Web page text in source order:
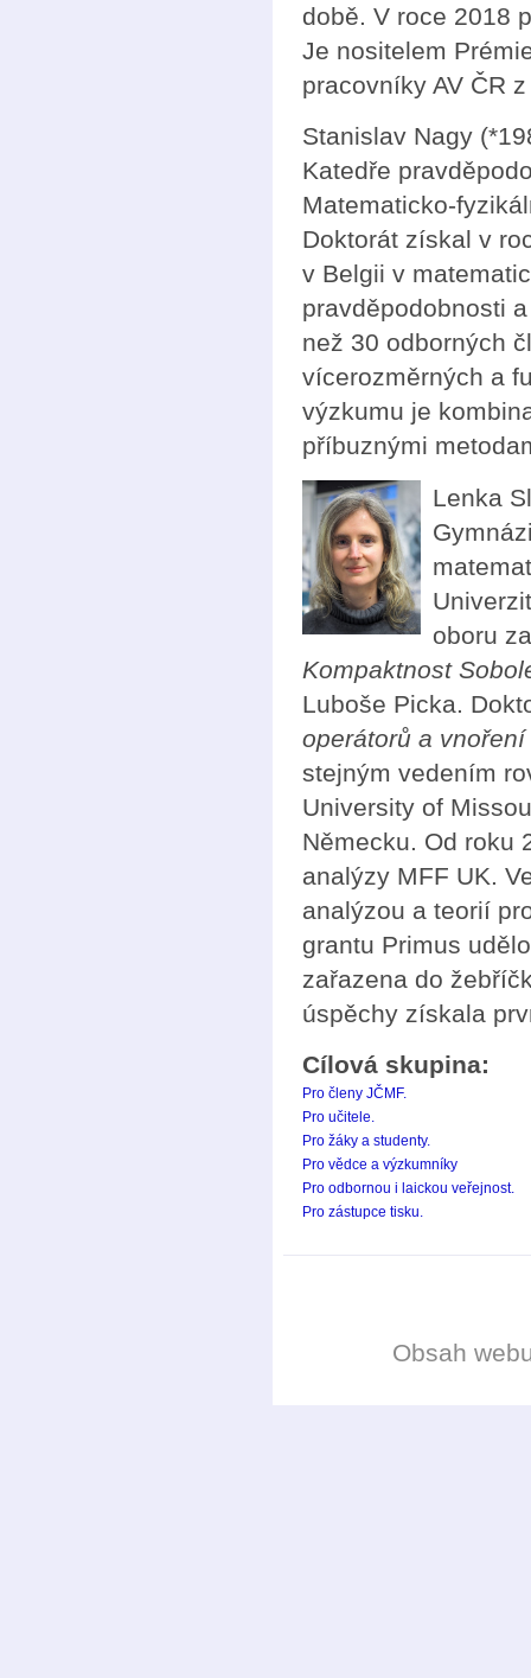
době. V roce 2018
Je nositelem
pracovníky AV ČR
Stanislav Nagy
Katedře
Matematicko-
Doktorát získal v
v Belgii v
pravděpodobnosti
než 30 odborných
vícerozměrných a
výzkumu je
příbuznými
Lenka
oboru
Kompaktnost
Luboše Picka.
operátorů a
stejným vedením
University of
Německu. Od roku
analýzy MFF UK.
analýzou a teorií
grantu Primus
zařazena do
úspěchy získala
Cílová skupina:
Pro členy JČMF.
Pro učitele.
Pro žáky a studenty.
Pro vědce a výzkumníky
Pro odbornou i laickou veřejnost.
Pro zástupce tisku.
Obsah